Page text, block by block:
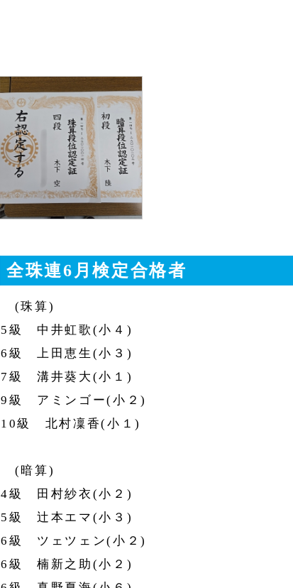
全珠連6月検定合格者
(珠算)
5級 中井虹歌(小４)
6級 上田恵生(小３)
7級 溝井葵大(小１)
9級 アミンゴー(小２)
10級 北村凜香(小１)
(暗算)
4級 田村紗衣(小２)
5級 辻本エマ(小３)
6級 ツェツェン(小２)
6級 楠新之助(小２)